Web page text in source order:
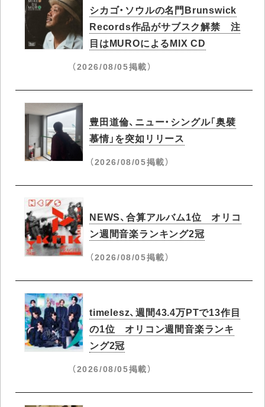
シカゴ・ソウルの名門Brunswick
Records作品がサブスク解禁 注
目はMUROによるMIX CD
（2026/08/05掲載）
豊田道倫、ニュー・シングル「奥襞
慕情」を突如リリース
（2026/08/05掲載）
NEWS、合算アルバム1位​ オリコ
ン週間音楽ランキング2冠​
（2026/08/05掲載）
timelesz、週間43.4万PTで13作目
の1位​ オリコン週間音楽ランキ
ング2冠
（2026/08/05掲載）